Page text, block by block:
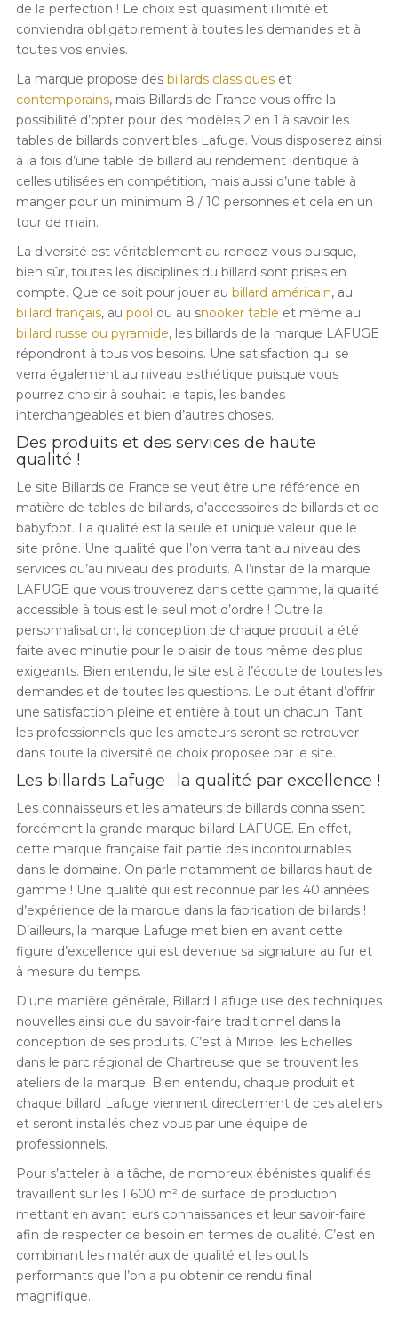
de la perfection ! Le choix est quasiment illimité et
conviendra obligatoirement à toutes les demandes et à
toutes vos envies.
La marque propose des billards classiqueset
contemporains, mais Billards de France vous offre la
possibilité d’opter pour des modèles 2 en 1 à savoir les
tables de billards convertibles Lafuge. Vous disposerez ainsi
à la fois d’une table de billard au rendement identique à
celles utilisées en compétition, mais aussi d’une table à
manger pour un minimum 8 / 10 personnes et cela en un
tour de main.
La diversité est véritablement au rendez-vous puisque,
bien sûr, toutes les disciplines du billard sont prises en
compte. Que ce soit pour jouer au billard américain, au
billard français, au pool ou au snooker table et même au
billard russe ou pyramide, les billards de la marque LAFUGE
répondront à tous vos besoins. Une satisfaction qui se
verra également au niveau esthétique puisque vous
pourrez choisir à souhait le tapis, les bandes
interchangeables et bien d’autres choses.
Des produits et des services de haute
qualité !
Le site Billards de France se veut être une référence en
matière de tables de billards, d’accessoires de billards et de
babyfoot. La qualité est la seule et unique valeur que le
site prône. Une qualité que l’on verra tant au niveau des
services qu’au niveau des produits. A l’instar de la marque
LAFUGE que vous trouverez dans cette gamme, la qualité
accessible à tous est le seul mot d’ordre ! Outre la
personnalisation, la conception de chaque produit a été
faite avec minutie pour le plaisir de tous même des plus
exigeants. Bien entendu, le site est à l’écoute de toutes les
demandes et de toutes les questions. Le but étant d’offrir
une satisfaction pleine et entière à tout un chacun. Tant
les professionnels que les amateurs seront se retrouver
dans toute la diversité de choix proposée par le site.
Les billards Lafuge : la qualité par excellence !
Les connaisseurs et les amateurs de billards connaissent
forcément la grande marque billard LAFUGE. En effet,
cette marque française fait partie des incontournables
dans le domaine. On parle notamment de billards haut de
gamme ! Une qualité qui est reconnue par les 40 années
d’expérience de la marque dans la fabrication de billards !
D’ailleurs, la marque Lafuge met bien en avant cette
figure d’excellence qui est devenue sa signature au fur et
à mesure du temps.
D’une manière générale, Billard Lafuge use des techniques
nouvelles ainsi que du savoir-faire traditionnel dans la
conception de ses produits. C’est à Miribel les Echelles
dans le parc régional de Chartreuse que se trouvent les
ateliers de la marque. Bien entendu, chaque produit et
chaque billard Lafuge viennent directement de ces ateliers
et seront installés chez vous par une équipe de
professionnels.
Pour s’atteler à la tâche, de nombreux ébénistes qualifiés
travaillent sur les 1 600 m² de surface de production
mettant en avant leurs connaissances et leur savoir-faire
afin de respecter ce besoin en termes de qualité. C’est en
combinant les matériaux de qualité et les outils
performants que l’on a pu obtenir ce rendu final
magnifique.